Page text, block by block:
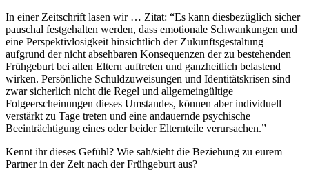
In einer Zeitschrift lasen wir … Zitat: “Es kann diesbezüglich sicher
pauschal festgehalten werden, dass emotionale Schwankungen und
eine Perspektivlosigkeit hinsichtlich der Zukunftsgestaltung
aufgrund der nicht absehbaren Konsequenzen der zu bestehenden
Frühgeburt bei allen Eltern auftreten und ganzheitlich belastend
wirken. Persönliche Schuldzuweisungen und Identitätskrisen sind
zwar sicherlich nicht die Regel und allgemeingültige
Folgeerscheinungen dieses Umstandes, können aber individuell
verstärkt zu Tage treten und eine andauernde psychische
Beeinträchtigung eines oder beider Elternteile verursachen.”
Kennt ihr dieses Gefühl? Wie sah/sieht die Beziehung zu eurem
Partner in der Zeit nach der Frühgeburt aus?